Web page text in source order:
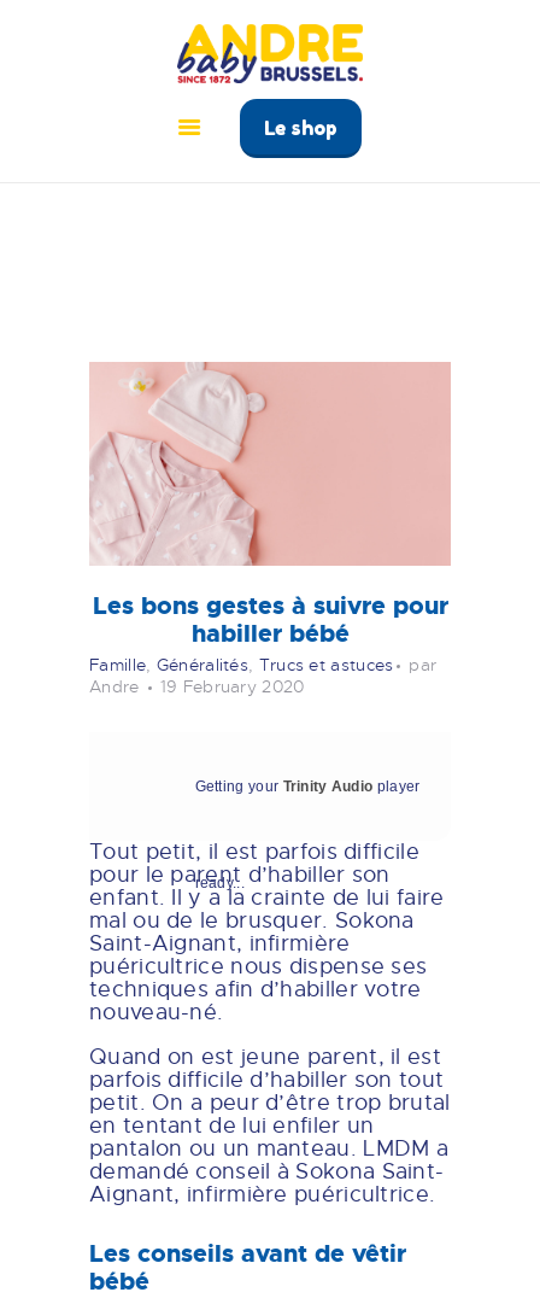
Le shop
ANDRÉ BABY BRUSSELS
Le tout pour bébé à Bruxelles
ACCUEIL
Les bons gestes à suivre pour
habiller bébé
Famille, Généralités, Trucs et astuces
par
Andre
19 February 2020
Getting your Trinity Audio player
ready...
Tout petit, il est parfois difficile
pour le parent d’habiller son
enfant. Il y a la crainte de lui faire
mal ou de le brusquer. Sokona
Saint-Aignant, infirmière
puéricultrice nous dispense ses
techniques afin d’habiller votre
nouveau-né.
Quand on est jeune parent, il est
parfois difficile d’habiller son tout
petit. On a peur d’être trop brutal
en tentant de lui enfiler un
pantalon ou un manteau. LMDM a
demandé conseil à Sokona Saint-
Aignant, infirmière puéricultrice.
Les conseils avant de vêtir
bébé